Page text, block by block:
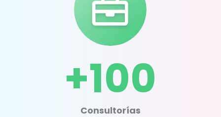
+100
Consultorías